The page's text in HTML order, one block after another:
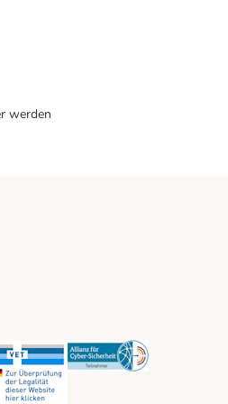
werden
Security Security